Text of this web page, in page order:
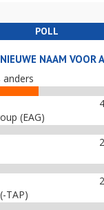
POLL
NAAM VOOR
anders
(EAG)
TAP)